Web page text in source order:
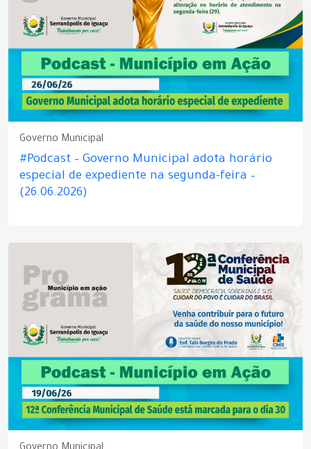
Governo Municipal
#Podcast – Governo Municipal adota horário
especial de expediente na segunda-feira –
(26.06.2026)